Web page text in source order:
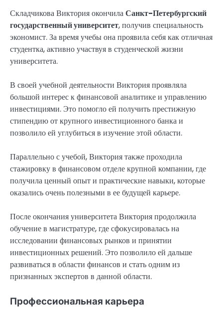
Складчикова Виктория окончилаСанкт-Петербургский
государственный университет, получив специальность
экономист. За время учебы она проявила себя как отличная
студентка, активно участвуя в студенческой жизни
университета.
В своей учебной деятельности Виктория проявляла
большой интерес к финансовой аналитике и управлению
инвестициями. Это помогло ей получить престижную
стипендию от крупного инвестиционного банка и
позволило ей углубиться в изучение этой области.
Параллельно с учебой, Виктория также проходила
стажировку в финансовом отделе крупной компании, где
получила ценный опыт и практические навыки, которые
оказались очень полезными в ее будущей карьере.
После окончания университета Виктория продолжила
обучение в магистратуре, где сфокусировалась на
исследовании финансовых рынков и принятии
инвестиционных решений. Это позволило ей дальше
развиваться в области финансов и стать одним из
признанных экспертов в данной области.
Профессиональная карьера